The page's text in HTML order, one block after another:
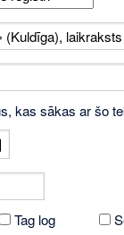
kas sākas ar šo
Tag log